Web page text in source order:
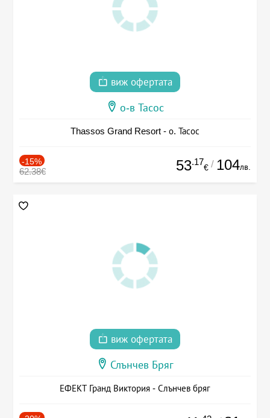
виж офертата
о-в Тасос
Thassos Grand Resort - о. Тасос
-15%
62.38€ 53.17
€ / 104лв.
виж офертата
Слънчев Бряг
ЕФЕКТ Гранд Виктория - Слънчев бряг